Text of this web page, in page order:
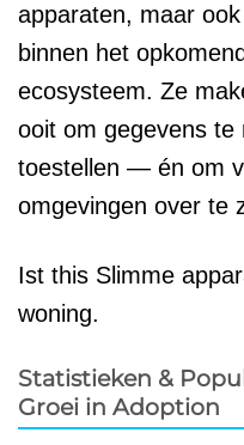
apparaten, maar
binnen het
ecosysteem. Ze
ooit om gegevens te
toestellen — én om
omgevingen over te
Ist this Slimme
woning.
Statistieken &
Groei in Adoption